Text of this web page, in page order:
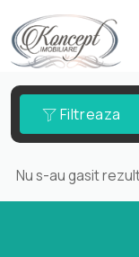
Filtreaza
Nu s-au gasit